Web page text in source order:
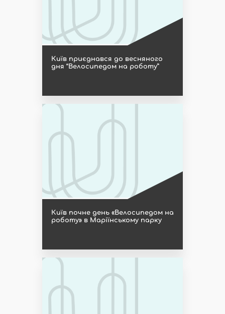
Київ приєднався до весняного
дня “Велосипедом на роботу”
Київ почне день «Велосипедом на
роботу» в Маріїнському парку